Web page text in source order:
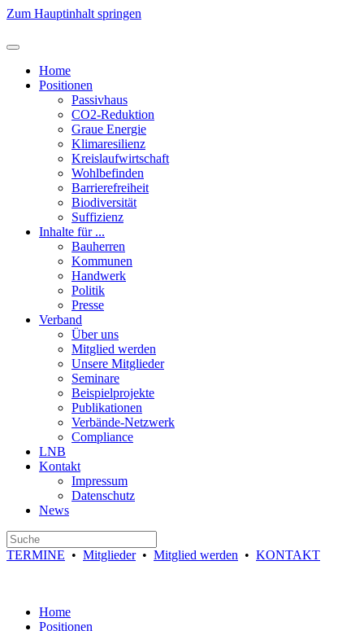
Zum Hauptinhalt springen
Home
Positionen
Passivhaus
CO2-Reduktion
Graue Energie
Klimaresilienz
Kreislaufwirtschaft
Wohlbefinden
Barrierefreiheit
Biodiversität
Suffizienz
Inhalte für ...
Bauherren
Kommunen
Handwerk
Politik
Presse
Verband
Über uns
Mitglied werden
Unsere Mitglieder
Seminare
Beispielprojekte
Publikationen
Verbände-Netzwerk
Compliance
LNB
Kontakt
Impressum
Datenschutz
News
TERMINE • Mitglieder• Mitglied werden • KONTAKT
Home
Positionen